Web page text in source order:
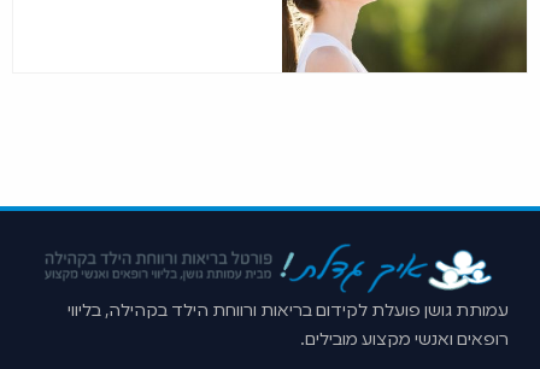
עמותת גושן פועלת לקידום בריאות ורווחת הילד בקהילה, בליווי
רופאים ואנשי מקצוע מובילים.